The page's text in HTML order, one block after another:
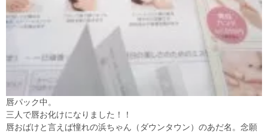
唇パック中。
三人で唇お化けになりました！！
唇おばけと言えば憧れの浜ちゃん（ダウンタウン）のあだ名。念願